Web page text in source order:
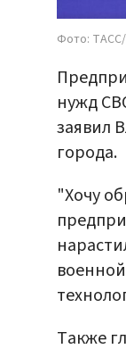
Фото: ТАСС/
нужд
заявил
города.
"Хочу
Также